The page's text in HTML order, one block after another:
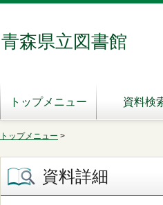
青森県立図書館
トップメニュー 資料検
トップメニュー >
資料詳細